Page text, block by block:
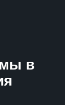
в